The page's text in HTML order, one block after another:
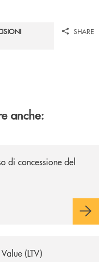
SHARE
anche:
di concessione del
(LTV)